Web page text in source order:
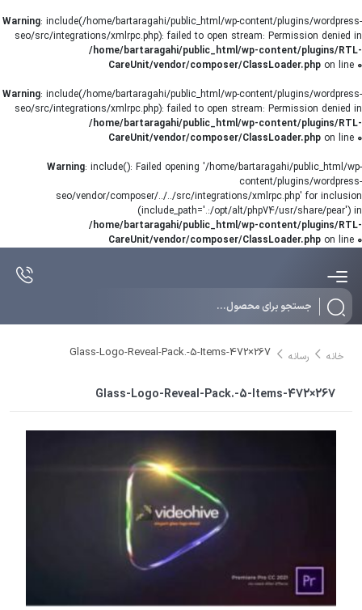
Warning: include(/home/bartaragahi/public_html/wp-content/plugins/wordpress-
seo/src/integrations/xmlrpc.php): failed to open stream: Permission denied in
/home/bartaragahi/public_html/wp-content/plugins/RTL-
CareUnit/vendor/composer/ClassLoader.php on line 0
Warning: include(/home/bartaragahi/public_html/wp-content/plugins/wordpress-
seo/src/integrations/xmlrpc.php): failed to open stream: Permission denied in
/home/bartaragahi/public_html/wp-content/plugins/RTL-
CareUnit/vendor/composer/ClassLoader.php on line 0
Warning: include(): Failed opening '/home/bartaragahi/public_html/wp-
content/plugins/wordpress-
seo/vendor/composer/../../src/integrations/xmlrpc.php' for inclusion
(include_path='.:/opt/alt/php74/usr/share/pear') in
/home/bartaragahi/public_html/wp-content/plugins/RTL-
CareUnit/vendor/composer/ClassLoader.php on line 0
خانه رسانه Glass-Logo-Reveal-Pack.-5-Items-472×267
Glass-Logo-Reveal-Pack.-5-Items-472×267